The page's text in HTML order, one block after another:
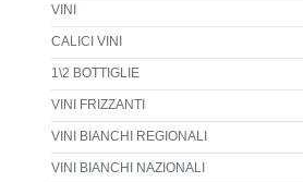
VINI
CALICI VINI
1\2 BOTTIGLIE
VINI FRIZZANTI
VINI BIANCHI REGIONALI
VINI BIANCHI NAZIONALI